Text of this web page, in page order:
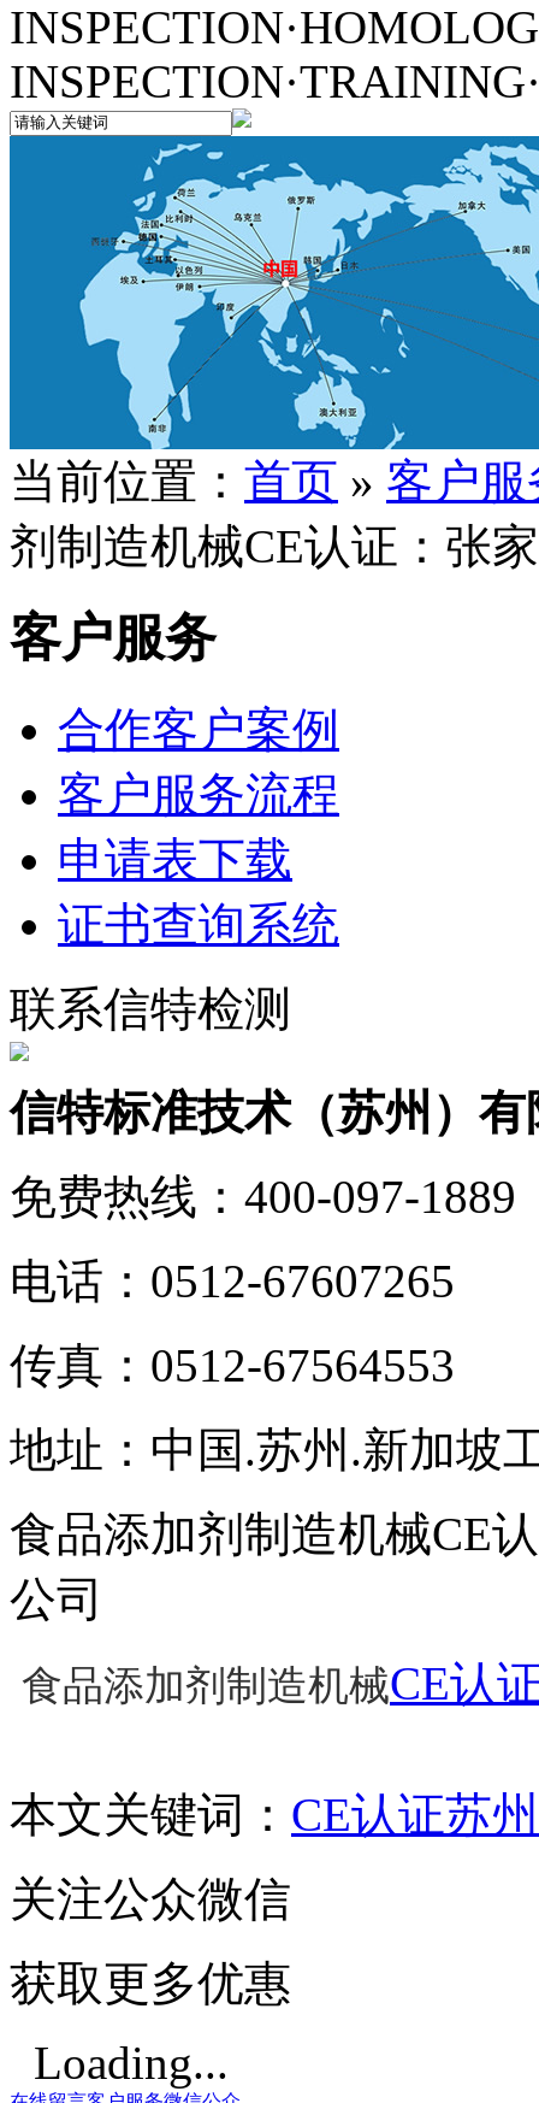
当前位置： 首页 » 客户服
剂制造机械CE认证：张
客户服务
合作客户案例
客户服务流程
申请表下载
证书查询系统
联系信特检测
信特标准技术（苏州）有
免费热线：400-097-1889
电话：0512-67607265
传真：0512-67564553
地址：中国.苏州.新加坡
食品添加剂制造机械CE
公司
食品添加剂制造机械CE认
本文关键词： CE认证苏
关注公众微信
获取更多优惠
Loading...